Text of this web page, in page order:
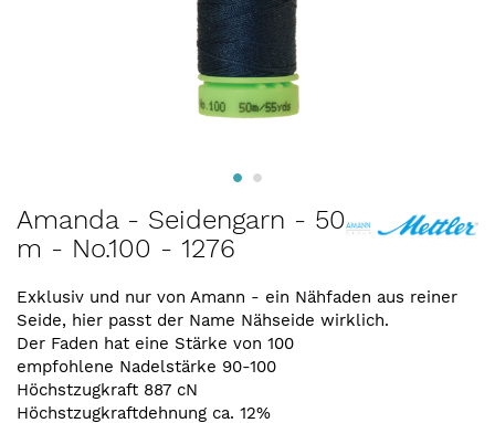
Anfang
der
springen
Amanda - Seidengarn - 50
m - No.100 - 1276
Exklusiv und nur von Amann - ein Nähfaden aus reiner
Seide, hier passt der Name Nähseide wirklich.
Der Faden hat eine Stärke von 100
empfohlene Nadelstärke 90-100
Höchstzugkraft 887 cN
Höchstzugkraftdehnung ca. 12%